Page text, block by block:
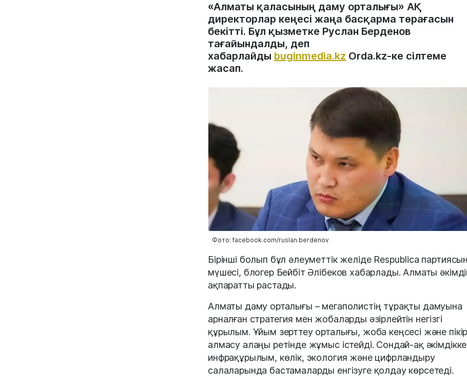
«Алматы қаласының даму орталығы» АҚ
директорлар кеңесі жаңа басқарма төрағасын
бекітті. Бұл қызметке Руслан Берденов
тағайындалды, деп
хабарлайды buginmedia.kz Orda.kz-ке сілтеме
жасап.
Фото: facebook.com/ruslan.berdenov
Бірінші болып бұл әлеуметтік желіде Respublica
мүшесі, блогер Бейбіт Әлібеков хабарлады. Алматы
ақпаратты растады.
Алматы даму орталығы – мегаполистің тұрақты дамуына
арналған стратегия мен жобаларды әзірлейтін негізгі
құрылым. Ұйым зерттеу орталығы, жоба кеңсесі және пікір
алмасу алаңы ретінде жұмыс істейді. Сондай-ақ әкімдікке
инфрақұрылым, көлік, экология және цифрландыру
салаларында бастамаларды енгізуге қолдау көрсетеді.